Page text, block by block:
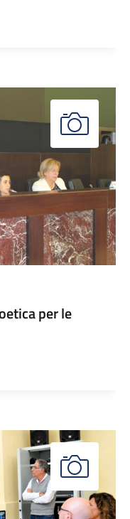
per le